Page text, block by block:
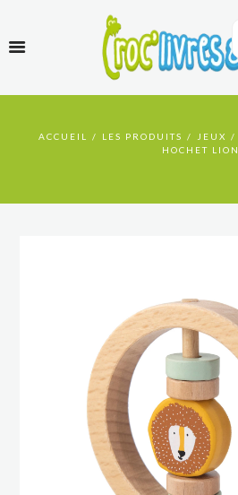
ACCUEIL LES PRODUITS JEUX
HOCHET LION